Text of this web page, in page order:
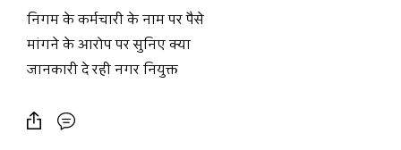
क्या जानकारी दे रही नगर
नियुक्त आयोग
निगम के कर्मचारी के नाम पर पैसे
मांगने के आरोप पर सुनिए क्या
जानकारी दे रही नगर नियुक्त
से नगर निगम के कर्मचारी के नाम पर